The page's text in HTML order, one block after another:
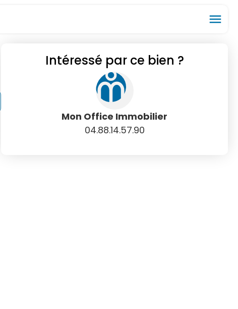
menu
Intéressé par ce bien ?
Mon Office Immobilier
04.88.14.57.90